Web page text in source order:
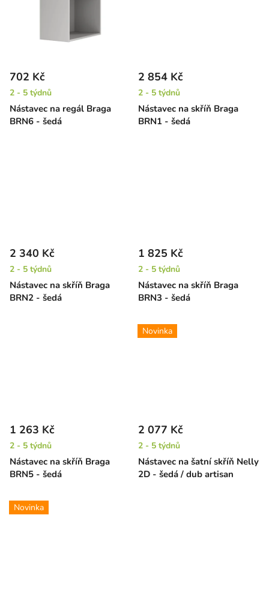
Nástavec na regál Braga
BRN6 - šedá
702 Kč
2 - 5 týdnů
Nástavec na skříň Braga
BRN1 - šedá
2 854 Kč
2 - 5 týdnů
Nástavec na skříň Braga
BRN2 - šedá
2 340 Kč
2 - 5 týdnů
Nástavec na skříň Braga
BRN3 - šedá
1 825 Kč
2 - 5 týdnů
Nástavec na skříň Braga
BRN5 - šedá
1 263 Kč
2 - 5 týdnů
Novinka
Nástavec na šatní skříň Nelly
2D - šedá / dub artisan
2 077 Kč
2 - 5 týdnů
Novinka